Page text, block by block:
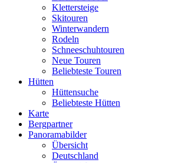
Klettersteige
Skitouren
Winterwandern
Rodeln
Schneeschuhtouren
Neue Touren
Beliebteste Touren
Hütten
Hüttensuche
Beliebteste Hütten
Karte
Bergpartner
Panoramabilder
Übersicht
Deutschland